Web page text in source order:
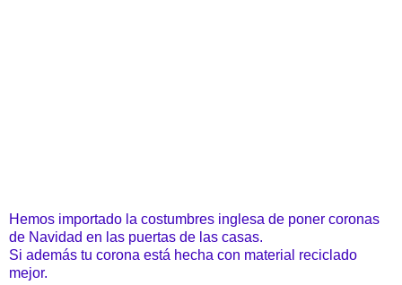
Hemos importado la costumbres inglesa de poner coronas
de Navidad en las puertas de las casas.
Si además tu corona está hecha con material reciclado
mejor.